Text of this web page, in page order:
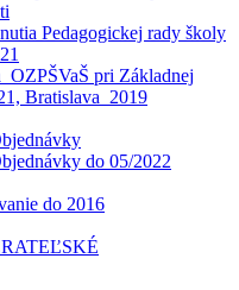
Pedagogickej rady školy
pri Základnej
Bratislava_2019
do 05/2022
do 2016